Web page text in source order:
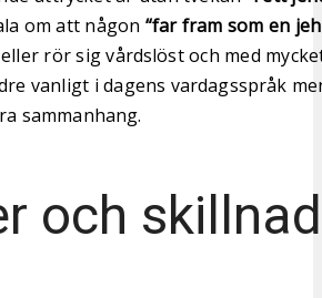
om att någon “far fram som en
rör sig vårdslöst och med
vanligt i dagens vardagsspråk
sammanhang.
och